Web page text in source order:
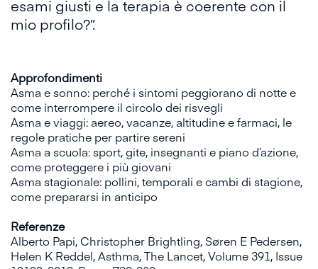
esami giusti e la terapia è coerente con il
mio profilo?”.
Approfondimenti
Asma e sonno: perché i sintomi peggiorano di notte e
come interrompere il circolo dei risvegli
Asma e viaggi: aereo, vacanze, altitudine e farmaci, le
regole pratiche per partire sereni
Asma a scuola: sport, gite, insegnanti e piano d’azione,
come proteggere i più giovani
Asma stagionale: pollini, temporali e cambi di stagione,
come prepararsi in anticipo
Referenze
Alberto Papi, Christopher Brightling, Søren E Pedersen,
Helen K Reddel, Asthma, The Lancet, Volume 391, Issue